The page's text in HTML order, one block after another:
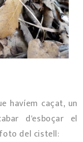
havíem caçat, un
d'esboçar el
del cistell: